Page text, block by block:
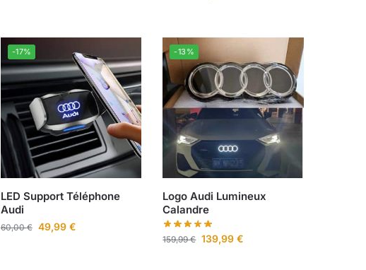
-17%
LED Support Téléphone
Audi
60,00€ 49,99 €
-13%
Logo Audi Lumineux
Calandre
159,99€ 139,99€